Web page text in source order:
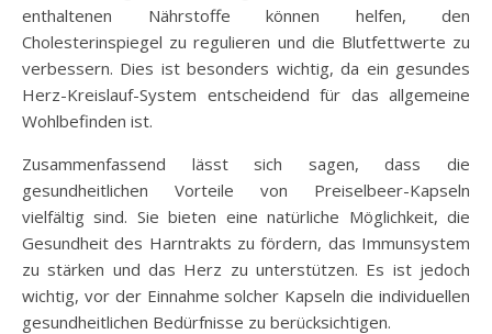
enthaltenen Nährstoffe können helfen, den
Cholesterinspiegel zu regulieren und die Blutfettwerte zu
verbessern. Dies ist besonders wichtig, da ein gesundes
Herz-Kreislauf-System entscheidend für das allgemeine
Wohlbefinden ist.
Zusammenfassend lässt sich sagen, dass die
gesundheitlichen Vorteile von Preiselbeer-Kapseln
vielfältig sind. Sie bieten eine natürliche Möglichkeit, die
Gesundheit des Harntrakts zu fördern, das Immunsystem
zu stärken und das Herz zu unterstützen. Es ist jedoch
wichtig, vor der Einnahme solcher Kapseln die individuellen
gesundheitlichen Bedürfnisse zu berücksichtigen.